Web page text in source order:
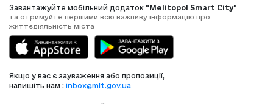
Завантажуйте мобільний додаток "Melitopol Smart City"
та отримуйте першими всю важливу інформацію про
життєдіяльність міста
Якщо у вас є зауваження або пропозиції,
напишіть нам : inbox@mlt.gov.ua